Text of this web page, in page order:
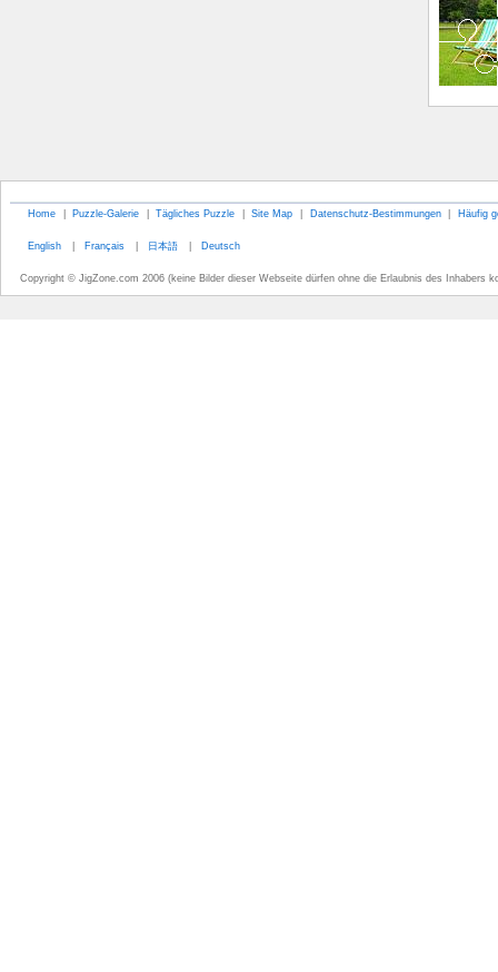
Home | Puzzle-Galerie | Tägliches Puzzle | Site Map | Datenschutz-Bestimmungen | Häufig
English | Français | 日本語 | Deutsch
Copyright © JigZone.com 2006 (keine Bilder dieser Webseite dürfen ohne die Erlaubnis des Inhabers